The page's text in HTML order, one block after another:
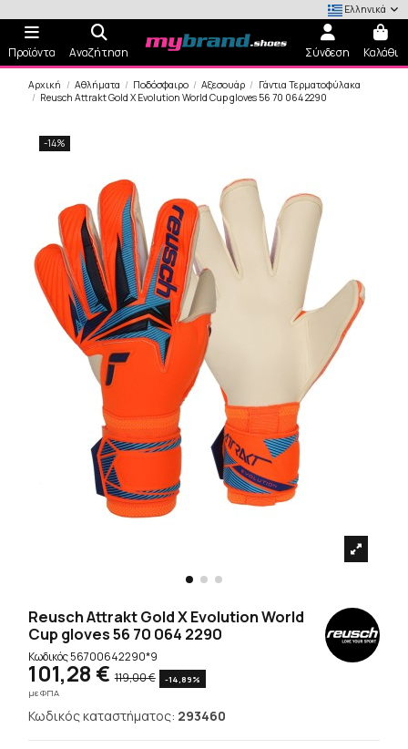
Ελληνικά
Προϊόντα Αναζήτηση Σύνδεση Καλάθι
Αρχική Αθλήματα Ποδόσφαιρο Αξεσουάρ
Γάντια Τερματοφύλακα
Reusch Attrakt Gold X Evolution World Cup gloves 56 70 064 2290
-14%
Reusch Attrakt Gold X Evolution World
Cup gloves 56 70 064 2290
Κωδικός56700642290*9
101,28 € 119,00 €
-14,89%
με ΦΠΑ
Κωδικός καταστήματος: 293460